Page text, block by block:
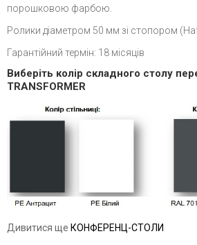
порошковою фарбою.
Ролики діаметром 50 мм зі стопором
Гарантійний термін: 18 місяців
Виберіть колір складного столу
TRANSFORMER
Дивитися ще КОНФЕРЕНЦ-СТОЛИ